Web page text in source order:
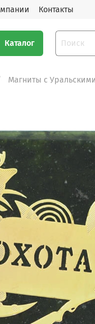
Контакты
Каталог
Магниты с